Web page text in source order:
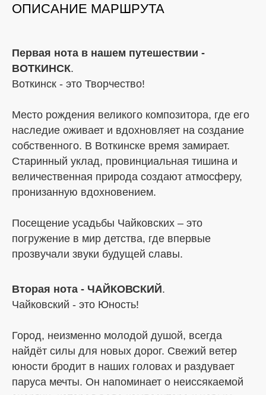
ОПИСАНИЕ МАРШРУТА
Первая нота в нашем путешествии -
ВОТКИНСК.
Воткинск - это Творчество!
Место рождения великого композитора, где его
наследие оживает и вдохновляет на создание
собственного. В Воткинске время замирает.
Старинный уклад, провинциальная тишина и
величественная природа создают атмосферу,
пронизанную вдохновением.
Посещение усадьбы Чайковских – это
погружение в мир детства, где впервые
прозвучали звуки будущей славы.
Вторая нота - ЧАЙКОВСКИЙ.
Чайковский - это Юность!
Город, неизменно молодой душой, всегда
найдёт силы для новых дорог. Свежий ветер
юности бродит в наших головах и раздувает
паруса мечты. Он напоминает о неиссякаемой